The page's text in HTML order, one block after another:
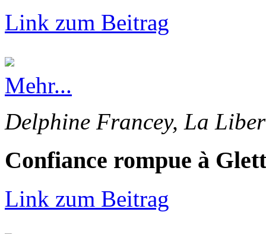
Link zum Beitrag
Mehr...
Delphine Francey, La
Confiance rompue à
Link zum Beitrag